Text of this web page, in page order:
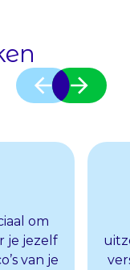
om
je jezelf
van je